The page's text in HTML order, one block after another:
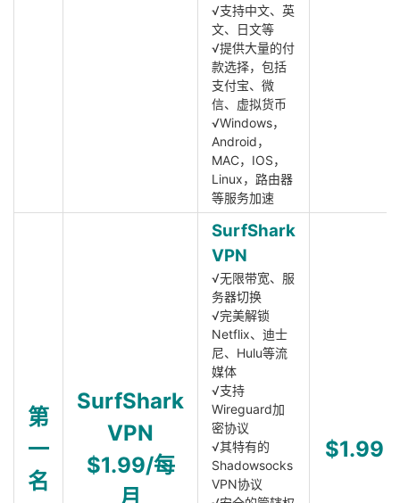
√支持中文、英
文、日文等
√提供大量的付
款选择，包括
支付宝、微
信、虚拟货币
√Windows，
Android，
MAC，IOS，
Linux，路由器
等服务加速
第
一
名
SurfShark
VPN
$1.99/每
月
SurfShark
VPN
√无限带宽、服
务器切换
√完美解锁
Netflix、迪士
尼、Hulu等流
媒体
√支持
Wireguard加
密协议
√其特有的
Shadowsocks
VPN协议
$1.99